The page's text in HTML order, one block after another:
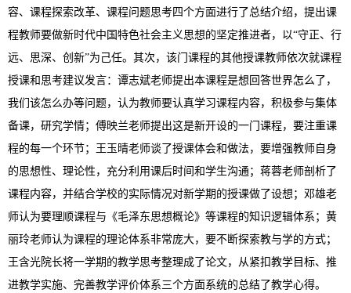
容、 课程探索改革、课程问题思考四个方面进行了总结介绍，提出课
程教师要做新时代中国特色社会主义思想的坚定推进者， 以“守正、 行
远、思深、 创新”为己任。其次，该门课程的其他授课教师依次就课程
授课和思考建议发言： 谭志斌老师提出本课程是想回答世界怎么了 ，
我们该怎么办等问题，认为教师要认真学习课程内容，积极参与集体
备课， 研究学情；傅映兰老师提出这是新开设的一门课程， 要注重课
程的每一个环节；王玉晴老师谈了授课体会和做法， 要增强教师自身
的思想性、 理论性，充分利用课后时间和学生沟通 ； 蒋蓉老师剖析了
课程内容，并结合学校的实际情况对新学期的授课做了设想； 邓雄老
师认为要理顺课程与《毛泽东思想概论》等课程的知识逻辑体系； 黄
丽玲老师认为课程的理论体系非常庞大， 要不断探索教与学的方式；
王含光院长将一学期的教学思考整理成了论文，从 紧扣教学目标、 推
进教学实施、 完善教学评价体系三个方面系统的总结了教学心得。